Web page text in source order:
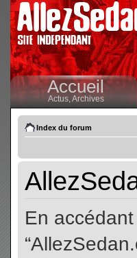
Accueil
Actus,Archives
Index du forum
En accédant